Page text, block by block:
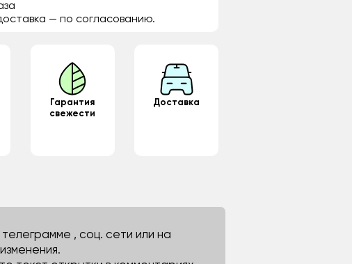
— по согласованию.
Гарантия
свежести
Доставка
, соц. сети или на